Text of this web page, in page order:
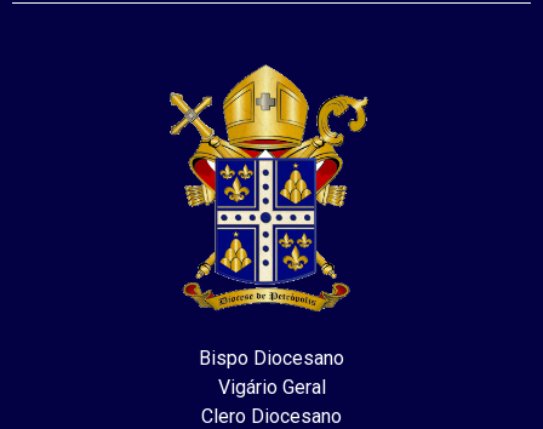
Bispo Diocesano
Vigário Geral
Clero Diocesano